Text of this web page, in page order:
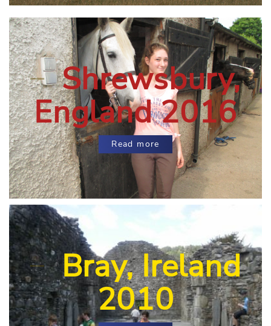
Shrewsbury,
England 2016
Read more
Bray, Ireland
2010